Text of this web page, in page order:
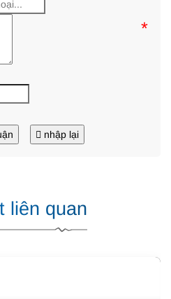
*
nhập lại
liên quan